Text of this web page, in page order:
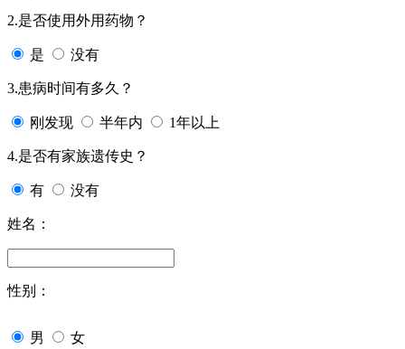
2.是否使用外用药物？
是 没有
3.患病时间有多久？
刚发现 半年内 1年以上
4.是否有家族遗传史？
有 没有
姓名：
性别：
男 女